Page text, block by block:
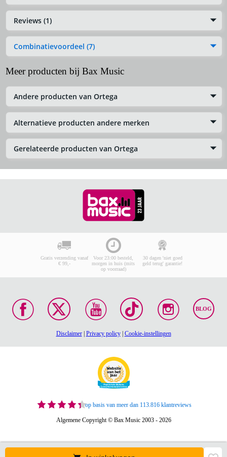
Reviews (1)
Combinatievoordeel (7)
Meer producten bij Bax Music
Andere producten van Ortega
Alternatieve producten andere merken
Gerelateerde producten van Ortega
Gratis verzending vanaf
€ 99,-
Voor 23:00 besteld,
morgen in huis (mits
op voorraad)
30 dagen 'niet goed
geld terug' garantie!
BLOG
Disclaimer| Privacy policy| Cookie-instellingen
op basis van meer dan 113.816 klantreviews
Algemene Copyright © Bax Music 2003 - 2026